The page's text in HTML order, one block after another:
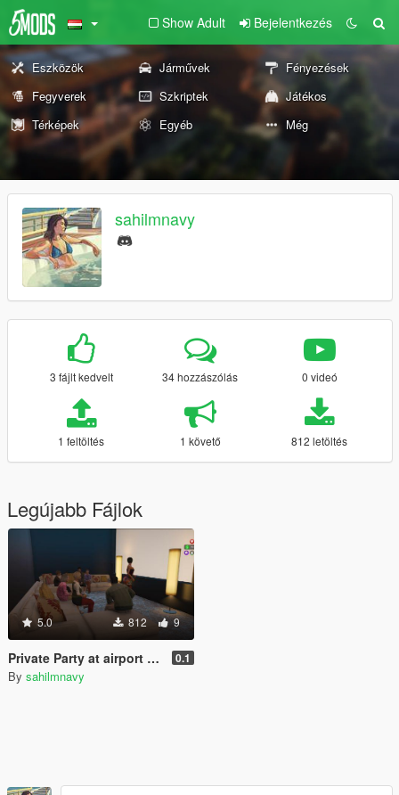
Show Adult Bejelentkezés
Eszközök Járművek
Fényezések
Fegyverek
Szkriptek
Játékos
Térképek
Egyéb Még
sahilmnavy
3 fájlt kedvelt 34 hozzászólás 0 videó
1 feltöltés 1 követő 812 letöltés
Legújabb Fájlok
5.0 812 9
Private Party at airport (MENYOO) 0.1
By sahilmnavy